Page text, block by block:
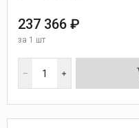
237 366 ₽
за 1 шт